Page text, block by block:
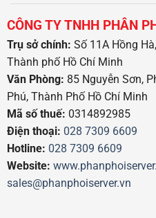
CÔNG TY TNHH PHÂN
Trụ sở chính: Số 11A Hồng
Thành phố Hồ Chí Minh
Văn Phòng: 85 Nguyễn Sơn,
Phú, Thành Phố Hồ Chí Minh
Mã số thuế: 0314892985
Điện thoại: 028 7309 6609
Hotline: 028 7309 6609
Website:
sales@phanphoiserver.vn